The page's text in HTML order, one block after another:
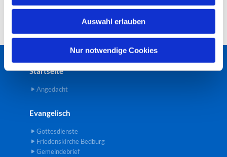
l
Auswahl erlauben
Nur notwendige Cookies
Startseite
Angedacht
Evangelisch
Gottesdienste
Friedenskirche Bedburg
Gemeindebrief